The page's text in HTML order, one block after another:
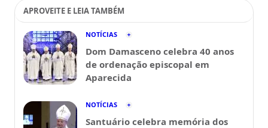
APROVEITE E LEIA TAMBÉM
NOTÍCIAS
Dom Damasceno celebra 40 anos
de ordenação episcopal em
Aparecida
NOTÍCIAS
Santuário celebra memória dos